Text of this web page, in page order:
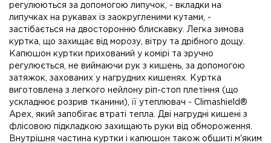
регулюються за допомогою липучок, - вкладки на
липучках на рукавах із заокругленими кутами, -
застібається на двосторонню блискавку. Легка зимова
куртка, що захищає від морозу, вітру та дрібного дощу.
Капюшон куртки прихований у комірі та зручно
регулюється, не виймаючи рук з кишень, за допомогою
затяжок, захованих у нагрудних кишенях. Куртка
виготовлена з легкого нейлону ріп-стоп плетіння (що
ускладнює розрив тканини), її утеплювач - Climashield®
Apex, який запобігає втраті тепла. Дві нагрудні кишені з
флісовою підкладкою захищають руки від обмороження.
Внутрішня частина куртки і капюшон також обшиті м'яким